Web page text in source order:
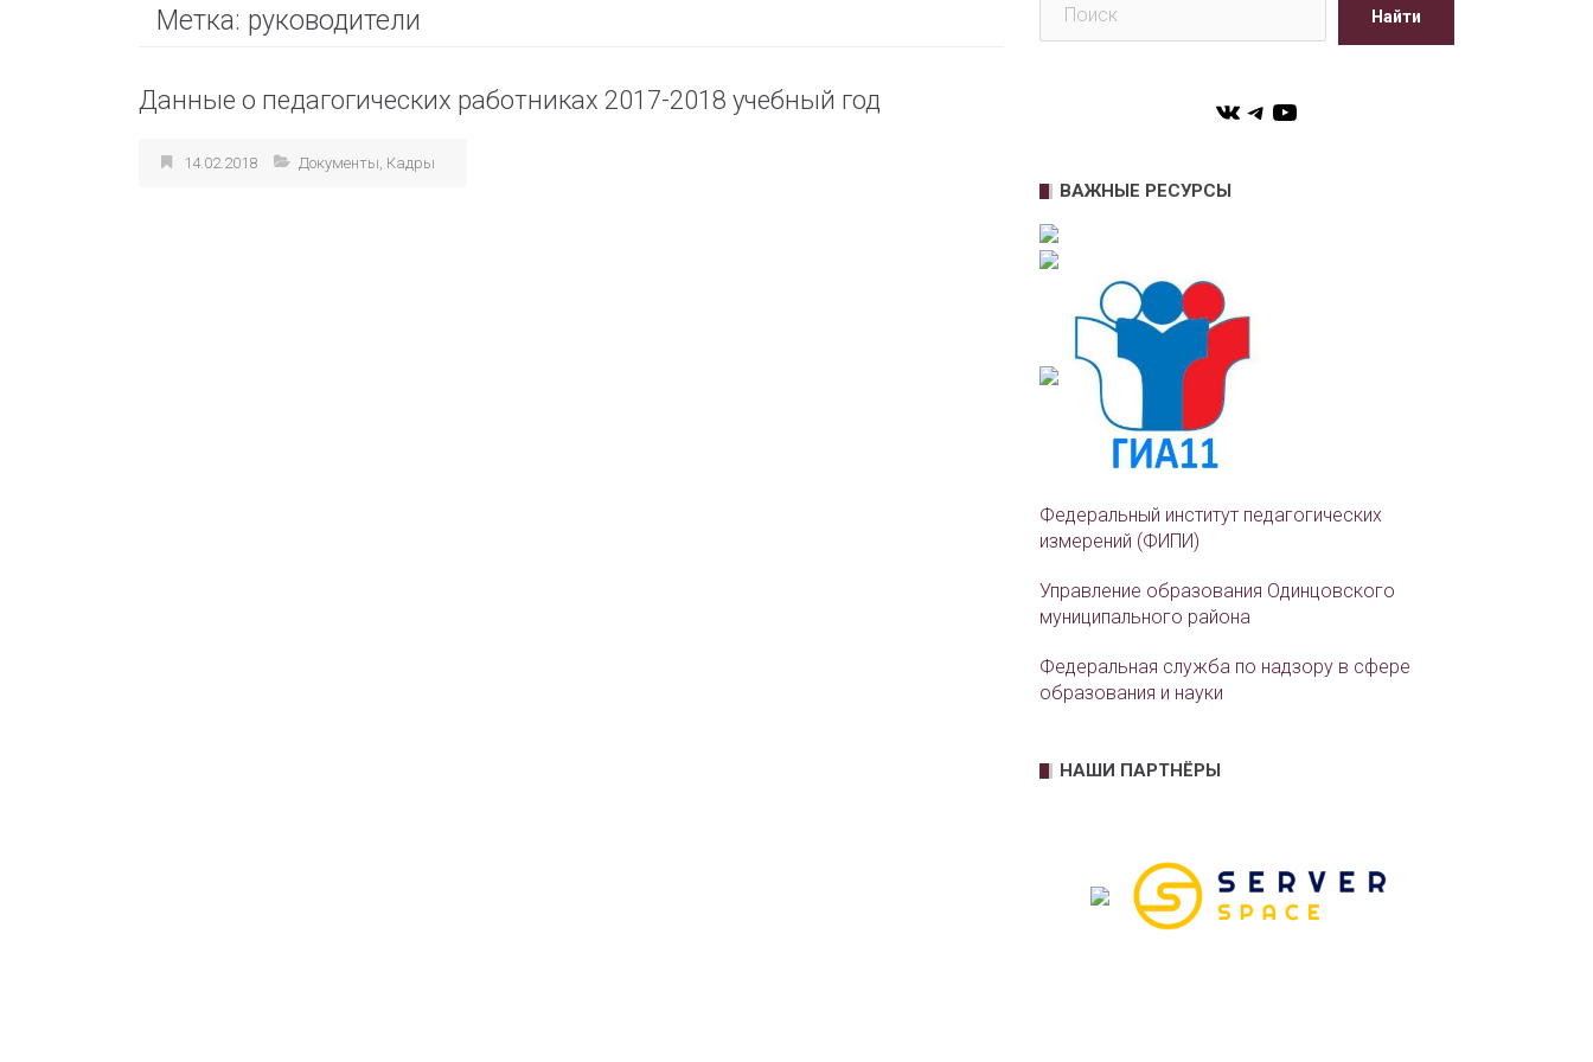
Метка: руководители
Данные о педагогических работниках 2017-2018 учебный год
14.02.2018 Документы, Кадры
Найти
VKTelegram
YouTube
ВАЖНЫЕ РЕСУРСЫ
Федеральный институт педагогических
измерений (ФИПИ)
Управление образования Одинцовского
муниципального района
Федеральная служба по надзору в сфере
образования и науки
НАШИ ПАРТНЁРЫ